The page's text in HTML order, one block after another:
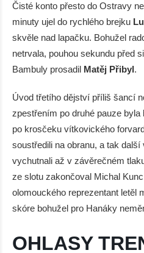
Čisté konto přesto do Ostravy
minuty ujel do rychlého brejku
skvěle nad lapačku. Bohužel
netrvala, pouhou sekundu před
Bambuly prosadil Matěj Přibyl.
Úvod třetího dějství příliš šancí
zpestřením po druhé pauze
po krosčeku vítkovického
soustředili na obranu, a tak
vychutnali až v závěrečném
ze slotu zakončoval Michal
olomouckého reprezentant letěl
skóre bohužel pro Hanáky
OHLASY